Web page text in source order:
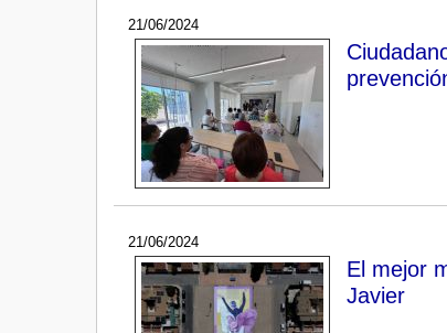
21/06/2024
21/06/2024
El mejor
Javier